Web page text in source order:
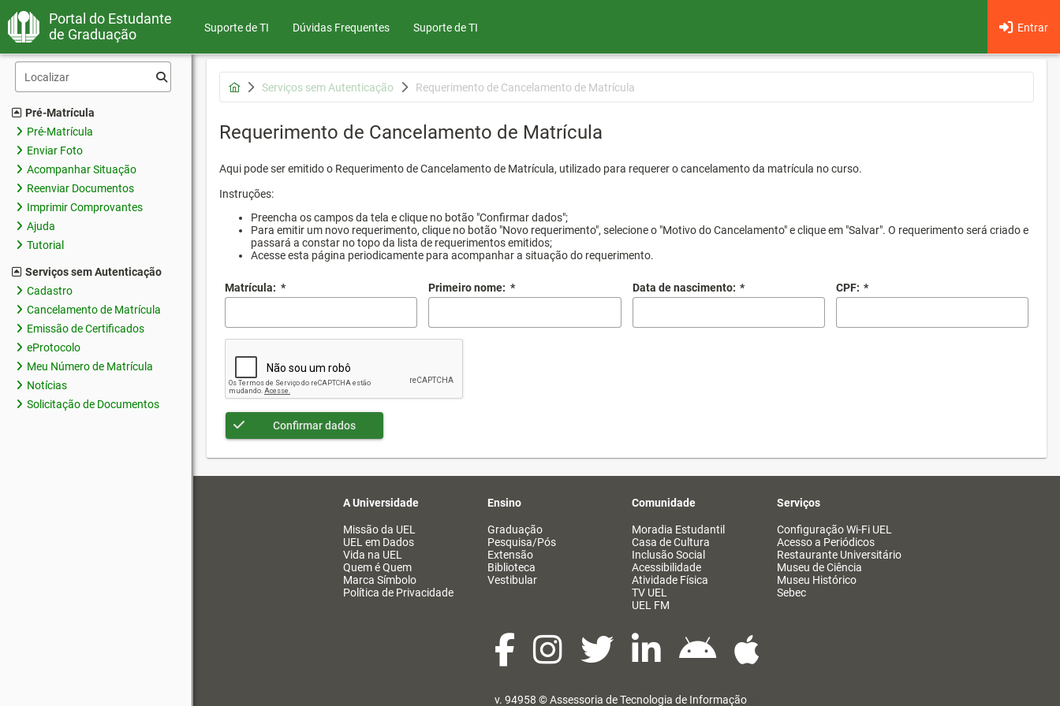
Portal do Estudante
de Graduação
Suporte de TI Dúvidas Frequentes Entrar
Suporte de TI
Pré-Matrícula
Pré-Matrícula
Enviar Foto
Acompanhar Situação
Reenviar Documentos
Imprimir Comprovantes
Ajuda
Tutorial
Serviços sem Autenticação
Cadastro
Cancelamento de Matrícula
Emissão de Certificados
eProtocolo
Meu Número de Matrícula
Notícias
Solicitação de Documentos
Serviços sem Autenticação Requerimento de Cancelamento de Matrícula
Requerimento de Cancelamento de Matrícula
Aqui pode ser emitido o Requerimento de Cancelamento de Matrícula, utilizado para requerer o cancelamento da matrícula no curso.
Instruções:
Preencha os campos da tela e clique no botão "Confirmar dados";
Para emitir um novo requerimento, clique no botão "Novo requerimento", selecione o "Motivo do Cancelamento" e clique em "Salvar". O requerimento será criado e
passará a constar no topo da lista de requerimentos emitidos;
Acesse esta página periodicamente para acompanhar a situação do requerimento.
Matrícula: * Primeiro nome: * Data de nascimento: * CPF: *
Confirmar dados
A Universidade
Missão da UEL
UEL em Dados
Vida na UEL
Quem é Quem
Marca Símbolo
Política de Privacidade
Ensino
Graduação
Pesquisa/Pós
Extensão
Biblioteca
Vestibular
Comunidade
Moradia Estudantil
Casa de Cultura
Inclusão Social
Acessibilidade
Atividade Física
TV UEL
UEL FM
Serviços
Configuração Wi-Fi UEL
Acesso a Periódicos
Restaurante Universitário
Museu de Ciência
Museu Histórico
Sebec
v. 94958 ©Assessoria de Tecnologia de Informação